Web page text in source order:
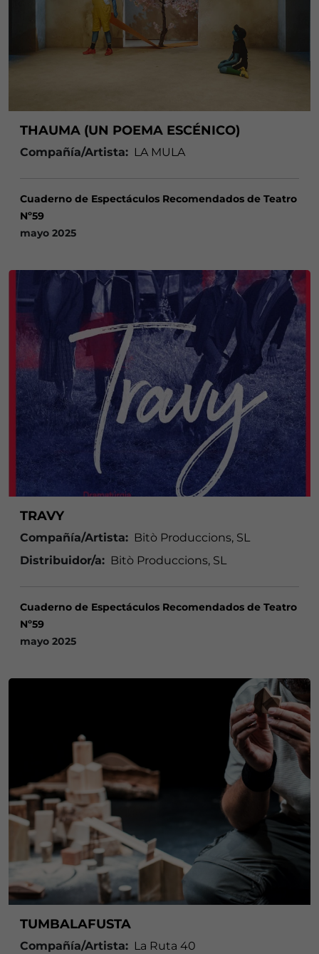
THAUMA (UN POEMA ESCÉNICO)
Compañía/Artista: LA MULA
Cuaderno de Espectáculos Recomendados de Teatro
Nº59
mayo 2025
TRAVY
Compañía/Artista: Bitò Produccions, SL
Distribuidor/a: Bitò Produccions, SL
Cuaderno de Espectáculos Recomendados de Teatro
Nº59
mayo 2025
TUMBALAFUSTA
Compañía/Artista: La Ruta 40